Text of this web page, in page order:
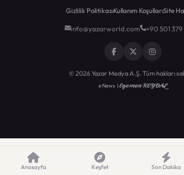
Gizlilik PolitikasıKullanım KoşullarıSite
info@yazarworld.com +90 501
© 2026 Yazar Medya A.Ş. Tüm hakları
eNews |Egemen KEYDAL
Anasayfa Keşfet Son Dakika